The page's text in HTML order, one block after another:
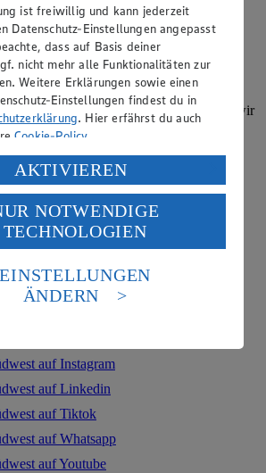
ist nicht für die Inhalte der versendeten
verantwortlich. Firma und Anschriften
in der
Marktsuche
(VSBG) weisen wir
an einem Streitbeilegungsverfahren vor
teilnehmen und hierzu auch
anmelden
(Pflichtfeld)
auf Instagram
auf Linkedin
auf Tiktok
auf Whatsapp
auf Youtube
ist freiwillig und kann jederzeit
Datenschutz-Einstellungen angepasst
dass auf Basis deiner
nicht mehr alle Funktionalitäten zur
Weitere Erklärungen sowie einen
Einstellungen findest du in
. Hier erfährst du auch
Cookie-Policy.
personenbezogenen Daten in den
und YouTube:
klickst, willigst du im Sinne
1 Satz 1 lit. a) DSGVO ein, dass deine
verarbeitet werden. Der EuGH sieht
mit einem nach europäischen
angemessenen Datenschutzniveau an.
eines Zugriffs durch US-
Herausgeber der Seite findest du
AKTIVIEREN
NOTWENDIGE
TECHNOLOGIEN
EINSTELLUNGEN
ÄNDERN